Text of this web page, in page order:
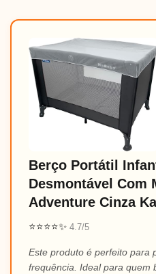
Berço Portátil
Desmontável Com
Adventure Cinza
⭐⭐⭐⭐✨ 4.7/5
Este produto é perfeito para
frequência. Ideal para quem